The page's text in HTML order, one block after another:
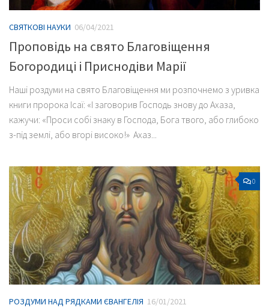
СВЯТКОВІ НАУКИ 06/04/2021
Проповідь на свято Благовіщення
Богородиці і Приснодіви Марії
Наші роздуми на свято Благовіщення ми розпочнемо з уривка
книги пророка Ісаї: «І заговорив Господь знову до Ахаза,
кажучи: «Проси собі знаку в Господа, Бога твого, або глибоко
з-під землі, або вгорі високо!» Ахаз...
0
РОЗДУМИ НАД РЯДКАМИ ЄВАНГЕЛІЯ 16/01/2021